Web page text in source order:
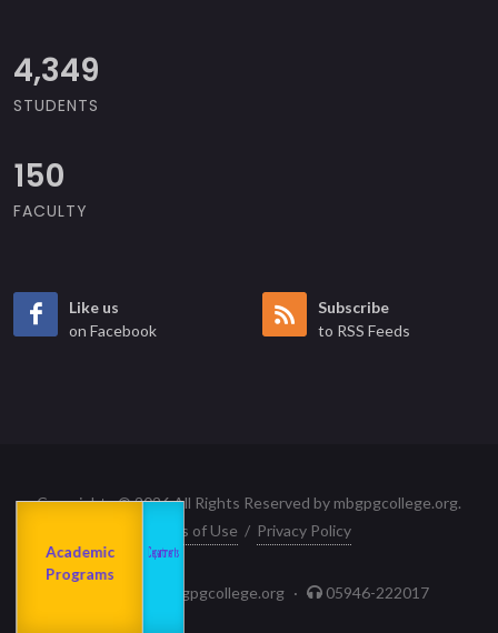
5,000
STUDENTS
150
FACULTY
Like us
on Facebook
Subscribe
to RSS Feeds
Copyrights © 2026 All Rights Reserved by mbgpgcollege.org.
Terms of Use / Privacy Policy
principal@mbgpgcollege.org · 05946-222017
2023-24
Academic
Programs
Departments